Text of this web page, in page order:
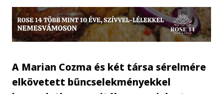
A Marian Cozma és két társa sérelmére
elkövetett bűncselekményekkel